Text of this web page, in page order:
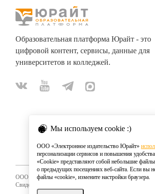
Мы используем cookie :)
ООО «Электронное издательство Юрайт»
персонализации сервисов и повышения
«Cookie» представляют собой небольшие
о предыдущих посещениях веб-сайта. Если вы
файлы «cookie», измените настройки браузера.
Образовательная платформа Юрайт - это
цифровой контент, сервисы, данные для
университетов и колледжей.
ООО «Электронное издательство Юрайт»
Свидетельство о регистрации СМИ 2020